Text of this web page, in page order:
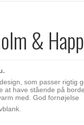
&
som passer
at have stående på
med. God fornøjelse